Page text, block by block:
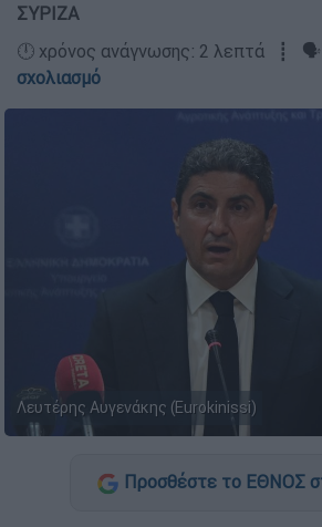
ΣΥΡΙΖΑ
🕛 χρόνος ανάγνωσης: 2 λεπτά ┋ 🗣️
σχολιασμό
Λευτέρης Αυγενάκης (Eurokinissi)
Προσθέστε το ΕΘΝΟΣ